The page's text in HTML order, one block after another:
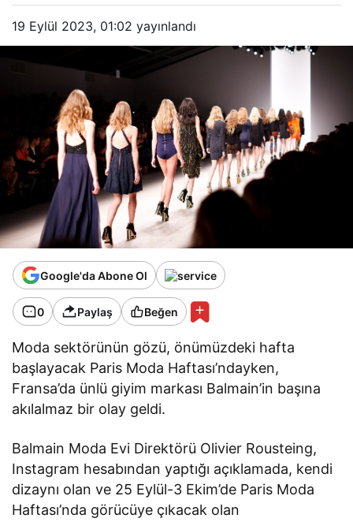
19 Eylül 2023, 01:02 yayınlandı
Google'da Abone Ol
0 Paylaş Beğen
Moda sektörünün gözü, önümüzdeki hafta
başlayacak Paris Moda Haftası’ndayken,
Fransa’da ünlü giyim markası Balmain’in başına
akılalmaz bir olay geldi.
Balmain Moda Evi Direktörü Olivier Rousteing,
Instagram hesabından yaptığı açıklamada, kendi
dizaynı olan ve 25 Eylül-3 Ekim’de Paris Moda
Haftası’nda görücüye çıkacak olan